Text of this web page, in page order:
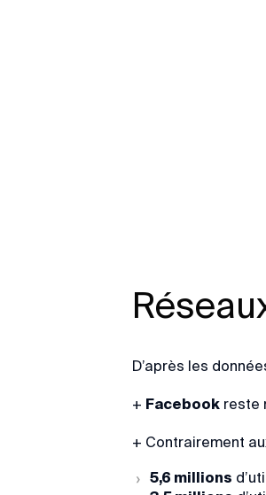
D’après les
+ Facebook reste
+ Contrairement
5,6 millions